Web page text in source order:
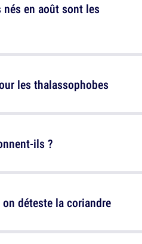
en août sont les
ils ?
les thalassophobes
déteste la coriandre